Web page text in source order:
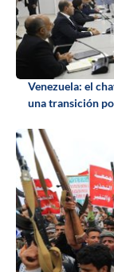
Venezuela: el
una transición